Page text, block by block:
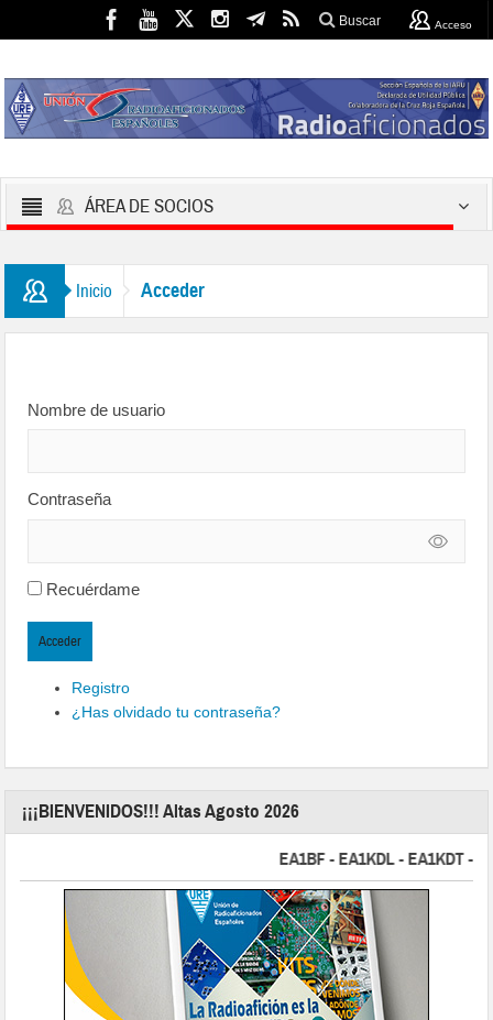
Buscar Acceso
ÁREA DE SOCIOS
Inicio Acceder
Nombre de usuario
Contraseña
Recuérdame
Acceder
Registro
¿Has olvidado tu contraseña?
¡¡¡BIENVENIDOS!!! Altas Agosto 2026
EA1BF - EA1KDL - EA1KDT -